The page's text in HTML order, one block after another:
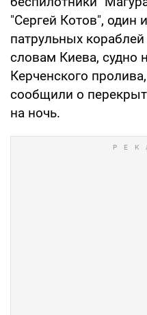
"Сергей Котов", один
патрульных
словам Киева, судно
Керченского
сообщили о
на ночь.